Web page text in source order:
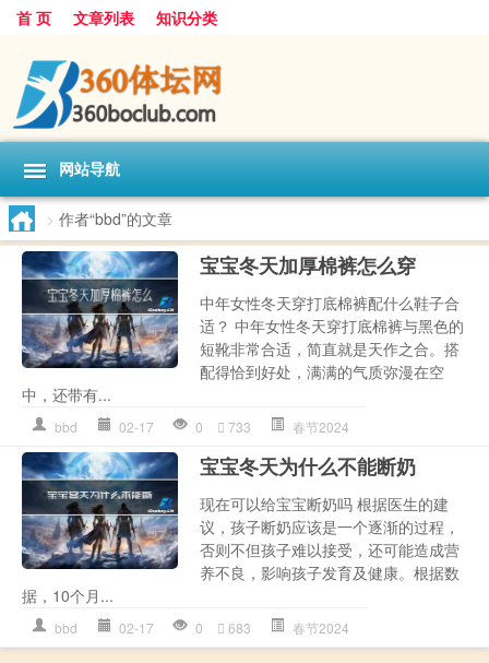
首 页 文章列表 知识分类
网站导航
> 作者“bbd”的文章
宝宝冬天加厚棉裤怎么穿
中年女性冬天穿打底棉裤配什么鞋子合
适？ 中年女性冬天穿打底棉裤与黑色的
短靴非常合适，简直就是天作之合。搭
配得恰到好处，满满的气质弥漫在空
中，还带有...
bbd 02-17 0 733 春节2024
宝宝冬天为什么不能断奶
现在可以给宝宝断奶吗 根据医生的建
议，孩子断奶应该是一个逐渐的过程，
否则不但孩子难以接受，还可能造成营
养不良，影响孩子发育及健康。根据数
据，10个月...
bbd 02-17 0 683 春节2024